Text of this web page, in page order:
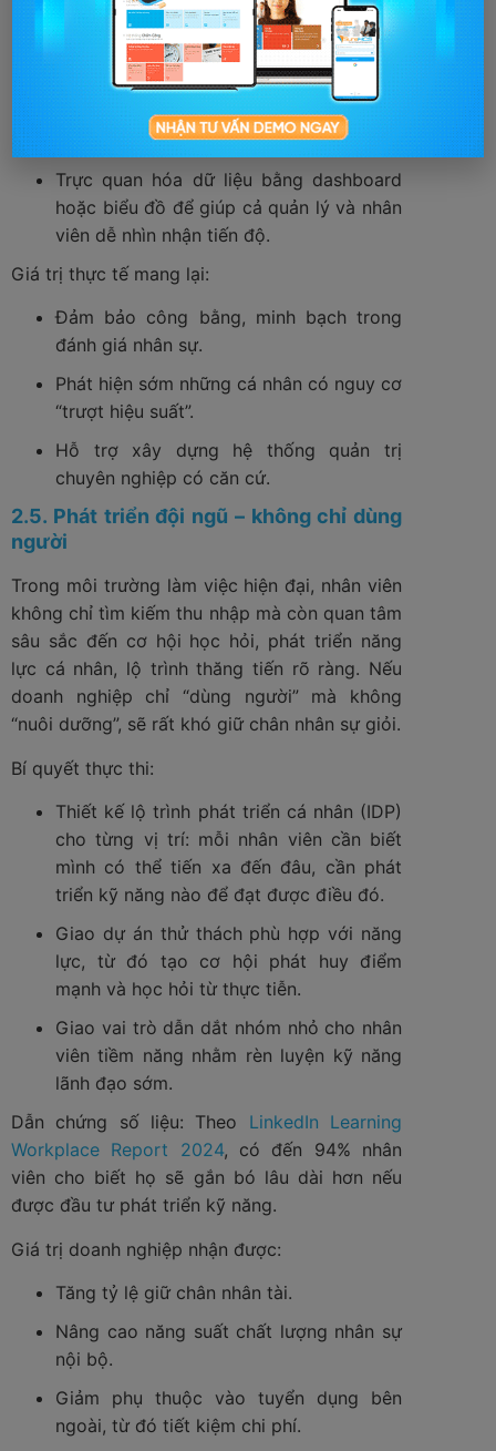
Sử dụng phần mềm HRM hoặc hệ thống
OKR/KPI để theo dõi hiệu suất công việc
theo thời gian thực.
Định kỳ thống kê kết quả chia sẻ lại với
Trực quan hóa dữ liệu bằng dashboard
hoặc biểu đồ để giúp cả quản lý và nhân
viên dễ nhìn nhận tiến độ.
Giá trị thực tế mang lại:
Đảm bảo công bằng, minh bạch trong
đánh giá nhân sự.
Phát hiện sớm những cá nhân có nguy cơ
“trượt hiệu suất”.
Hỗ trợ xây dựng hệ thống quản trị
chuyên nghiệp có căn cứ.
2.5. Phát triển đội ngũ – không chỉ dùng
người
Trong môi trường làm việc hiện đại, nhân viên
không chỉ tìm kiếm thu nhập mà còn quan tâm
sâu sắc đến cơ hội học hỏi, phát triển năng
lực cá nhân, lộ trình thăng tiến rõ ràng. Nếu
doanh nghiệp chỉ “dùng người” mà không
“nuôi dưỡng”, sẽ rất khó giữ chân nhân sự giỏi.
Bí quyết thực thi:
Thiết kế lộ trình phát triển cá nhân (IDP)
cho từng vị trí: mỗi nhân viên cần biết
mình có thể tiến xa đến đâu, cần phát
triển kỹ năng nào để đạt được điều đó.
Giao dự án thử thách phù hợp với năng
lực, từ đó tạo cơ hội phát huy điểm
mạnh và học hỏi từ thực tiễn.
Giao vai trò dẫn dắt nhóm nhỏ cho nhân
viên tiềm năng nhằm rèn luyện kỹ năng
lãnh đạo sớm.
Dẫn chứng số liệu: Theo LinkedIn Learning
Workplace Report 2024, có đến 94% nhân
viên cho biết họ sẽ gắn bó lâu dài hơn nếu
được đầu tư phát triển kỹ năng.
Giá trị doanh nghiệp nhận được:
Tăng tỷ lệ giữ chân nhân tài.
Nâng cao năng suất chất lượng nhân sự
nội bộ.
Giảm phụ thuộc vào tuyển dụng bên
ngoài, từ đó tiết kiệm chi phí.